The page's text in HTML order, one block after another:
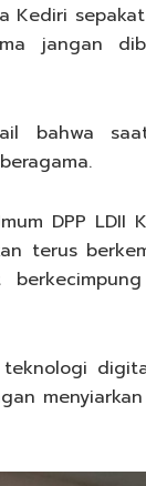
Kediri
jangan
bahwa
DPP LDII
terus
teknologi